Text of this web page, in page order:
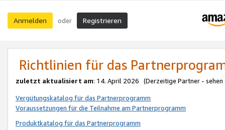
Anmelden oder Registrieren
Richtlinien für das
zuletzt aktualisiert am: 14. April 2026 (Derzeitige Partner - sehen
Vergütungskatalog für das Partnerprogramm
Voraussetzungen für die Teilnahme am Partnerprogramm
Produktkatalog für das Partnerprogramm